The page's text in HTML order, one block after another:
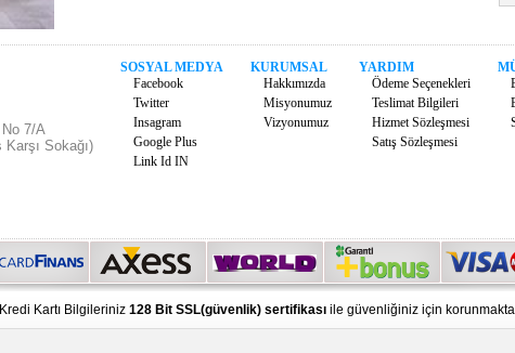
7/A
Sokağı)
SOSYAL MEDYA
Facebook
Twitter
Insagram
Google Plus
Link Id IN
KURUMSAL
Hakkımızda
Misyonumuz
Vizyonumuz
YARDIM
Ödeme Seçenekleri
Teslimat Bilgileri
Hizmet Sözleşmesi
Satış Sözleşmesi
Kredi Kartı Bilgileriniz 128 Bit SSL(güvenlik) sertifikası ile güvenliğiniz için